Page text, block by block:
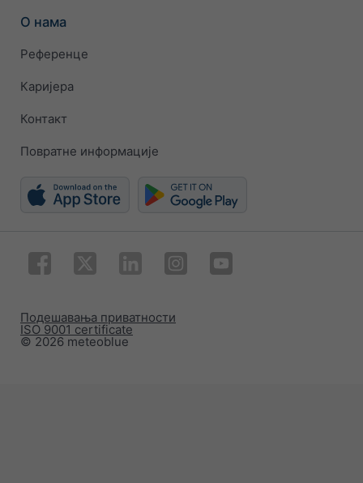
О нама
Референце
Каријера
Контакт
Повратне информације
© 2026 meteoblue
ISO 9001 certificate
Подешавања приватности